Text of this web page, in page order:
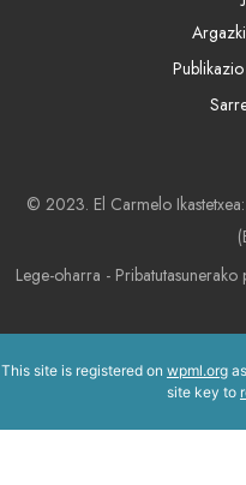
© 2023. El Carmelo
Lege-oharra - Pribatutasunerako
This site is registered on wpml.org
site key to